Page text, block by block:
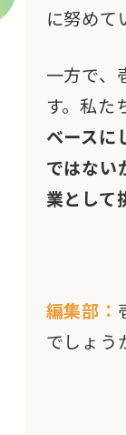
に努めて
一方で、
す。私た
ベースに
ではない
業として
編集部：
でしょう